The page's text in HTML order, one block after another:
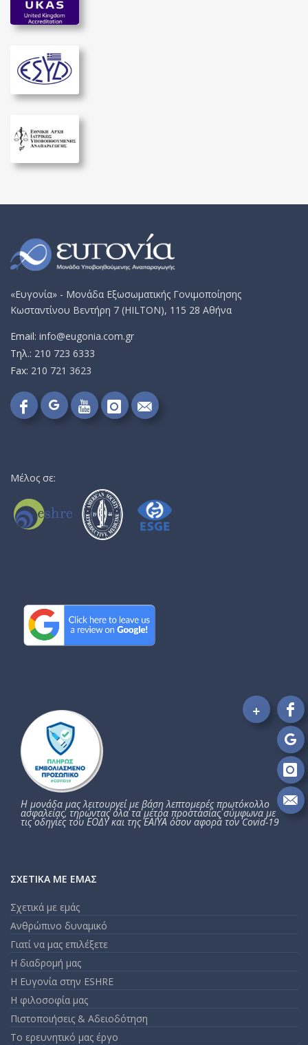
«Ευγονία» - Μονάδα Εξωσωματικής Γονιμοποίησης
Κωσταντίνου Βεντήρη 7 (HILTON), 115 28 Αθήνα
Email: info@eugonia.com.gr
Τηλ.: 210 723 6333
Fax: 210 721 3623
FollowFollowFollowFollowSend
Μέλος σε:
Η μονάδα μας λειτουργεί με βάση λεπτομερές πρωτόκολλο
ασφαλείας, τηρώντας όλα τα μέτρα προστασίας σύμφωνα με
τις οδηγίες του ΕΟΔΥ και της ΕΑΙΥΑ όσον αφορά τον Covid-19
ΣΧΕΤΙΚΆ ΜΕ ΕΜΆΣ
Σχετικά με εμάς
Ανθρώπινο δυναμικό
Γιατί να μας επιλέξετε
Η διαδρομή μας
Η Ευγονία στην ESHRE
Η φιλοσοφία μας
Πιστοποιήσεις & Αδειοδότηση
Το ερευνητικό μας έργο
on
on
on
+